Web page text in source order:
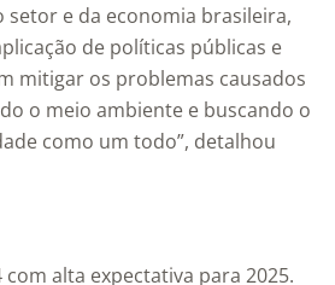
setor e da economia brasileira,
de políticas públicas e
mitigar os problemas causados
o meio ambiente e buscando o
como um todo”, detalhou
alta expectativa para 2025.